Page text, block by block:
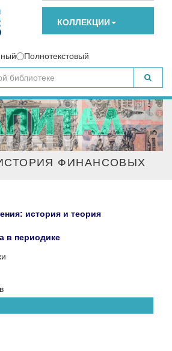
КОЛЛЕКЦИИ
Полнотекстовый
ФИНАНСОВЫХ
история и теория
в периодике